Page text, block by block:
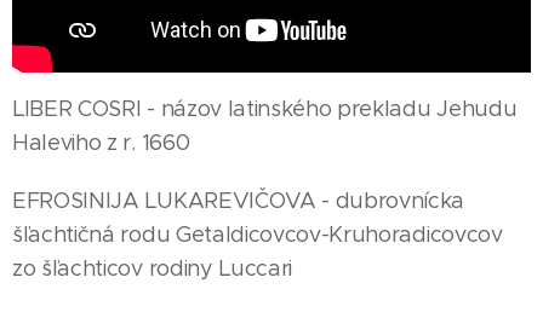
LIBER COSRI - názov latinského prekladu Jehudu
Haleviho z r. 1660
EFROSINIJA LUKAREVIČOVA - dubrovnícka
šľachtičná rodu Getaldicovcov-Kruhoradicovcov
zo šľachticov rodiny Luccari